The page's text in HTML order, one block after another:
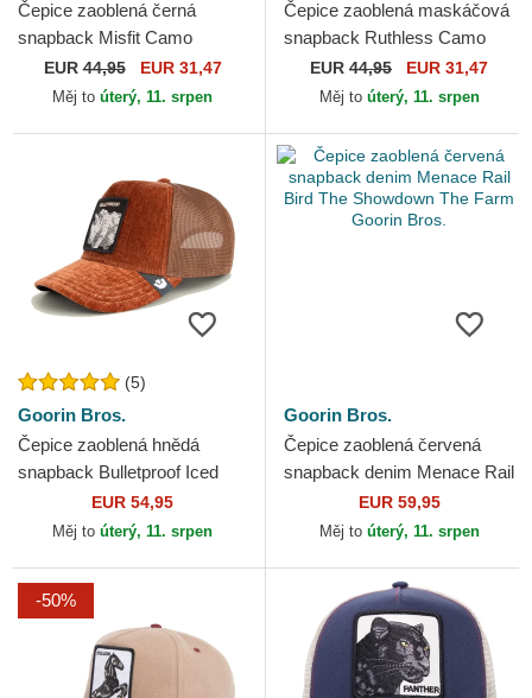
Čepice zaoblená černá
snapback Misfit Camo
Desaturated Camo The Farm
Goorin Bros.
EUR44,95 EUR 31,47
Měj to úterý, 11. srpen
Čepice zaoblená maskáčová
snapback Ruthless Camo
Desaturated Camo The Farm
Goorin Bros.
EUR 44,95 EUR 31,47
Měj to úterý, 11. srpen
(5)
Goorin Bros.
Čepice zaoblená hnědá
snapback Bulletproof Iced
Rhino Jewel Tones The Farm
Goorin Bros.
EUR 54,95
Měj to úterý, 11. srpen
Goorin Bros.
Čepice zaoblená červená
snapback denim Menace Rail
Bird The Showdown The
Farm Goorin Bros.
EUR 59,95
Měj to úterý, 11. srpen
-50%